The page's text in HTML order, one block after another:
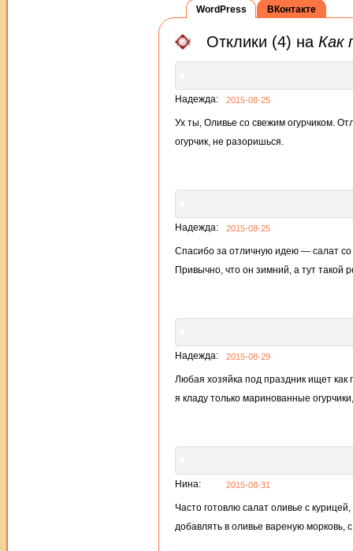
WordPress
Отклики (4) на Как
Надежда: 2015-08-25
Ух ты, Оливье со свежим огурчиком.
огурчик, не разоришься.
Надежда: 2015-08-25
Спасибо за отличную идею — салат со
Привычно, что он зимний, а тут такой
Надежда: 2015-08-29
Любая хозяйка под праздник ищет как
я кладу только маринованные
Нина: 2015-08-31
Часто готовлю салат оливье с
добавлять в оливье вареную морковь,
ВКонтакте